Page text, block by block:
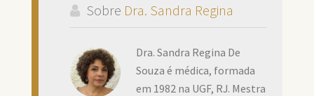
Sobre Dra. Sandra Regina
Dra. Sandra Regina De
Souza é médica, formada
em 1982 na UGF, RJ. Mestra